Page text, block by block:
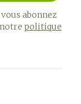
abonnez
notrepolitique